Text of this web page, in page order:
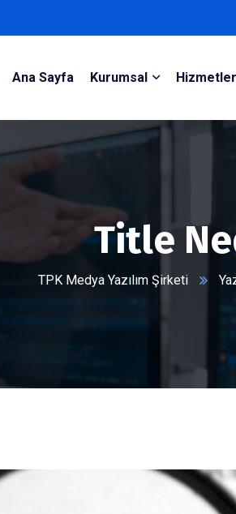
Ana Sayfa Kurumsal
Title
TPK Medya Yazılım Şirketi